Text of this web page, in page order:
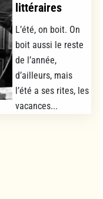
littéraires
L’été, on boit. On
boit aussi le reste
de l’année,
d’ailleurs, mais
l’été a ses rites, les
vacances...